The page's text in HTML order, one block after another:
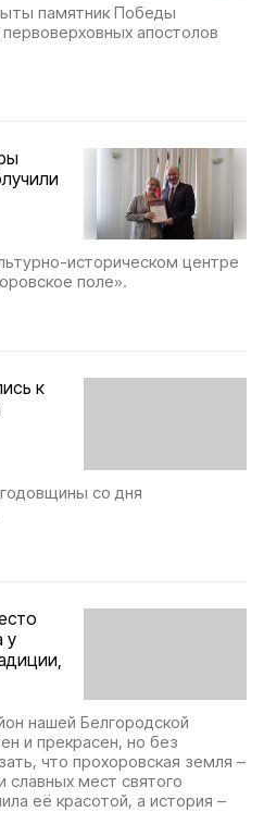
памятник Победы
апостолов
историческом центре
поле».
к
со дня
у
нашей Белгородской
и прекрасен, но без
что прохоровская земля –
славных мест святого
её красотой, а история –